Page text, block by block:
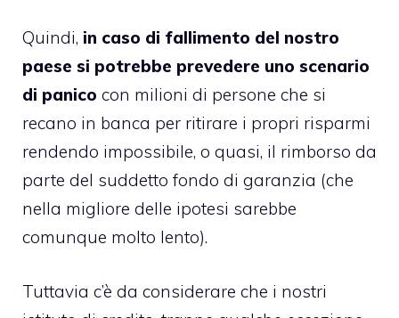
Quindi, in caso di fallimento del nostro
paese si potrebbe prevedere uno scenario
di panico con milioni di persone che si
recano in banca per ritirare i propri risparmi
rendendo impossibile, o quasi, il rimborso da
parte del suddetto fondo di garanzia (che
nella migliore delle ipotesi sarebbe
comunque molto lento).
Tuttavia c’è da considerare che i nostri